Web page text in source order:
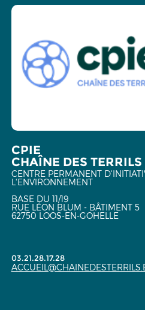
CPIE
CHAÎNE DES TERRILS
CENTRE PERMANENT
L'ENVIRONNEMENT
BASE DU 11/19
RUE LÉON BLUM - BÂTIMENT 5
62750 LOOS-EN-GOHELLE
03.21.28.17.28